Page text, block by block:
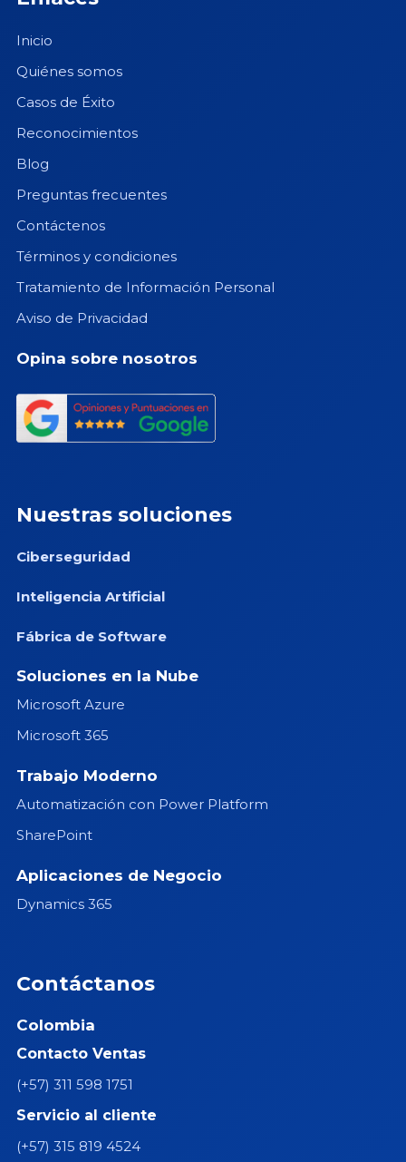
Inicio
Quiénes somos
Casos de Éxito
Reconocimientos
Blog
Preguntas frecuentes
Contáctenos
Términos y condiciones
Tratamiento de Información Personal
Aviso de Privacidad
Opina sobre nosotros
Nuestras soluciones
Ciberseguridad
Inteligencia Artificial
Fábrica de Software
Soluciones en la Nube
Microsoft Azure
Microsoft 365
Trabajo Moderno
Automatización con Power Platform
SharePoint
Aplicaciones de Negocio
Dynamics 365
Contáctanos
Colombia
Contacto Ventas
(+57) 311 598 1751
Servicio al cliente
(+57) 315 819 4524